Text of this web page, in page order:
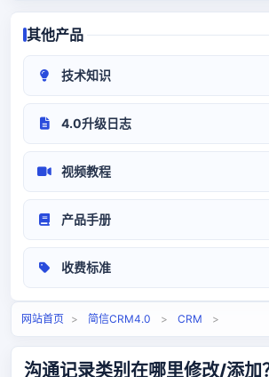
其他产品
技术知识
4.0升级日志
视频教程
产品手册
收费标准
相关问题 定价标准
网站首页 > 简信CRM4.0 > CRM >
沟通记录类别在哪里修改/添加